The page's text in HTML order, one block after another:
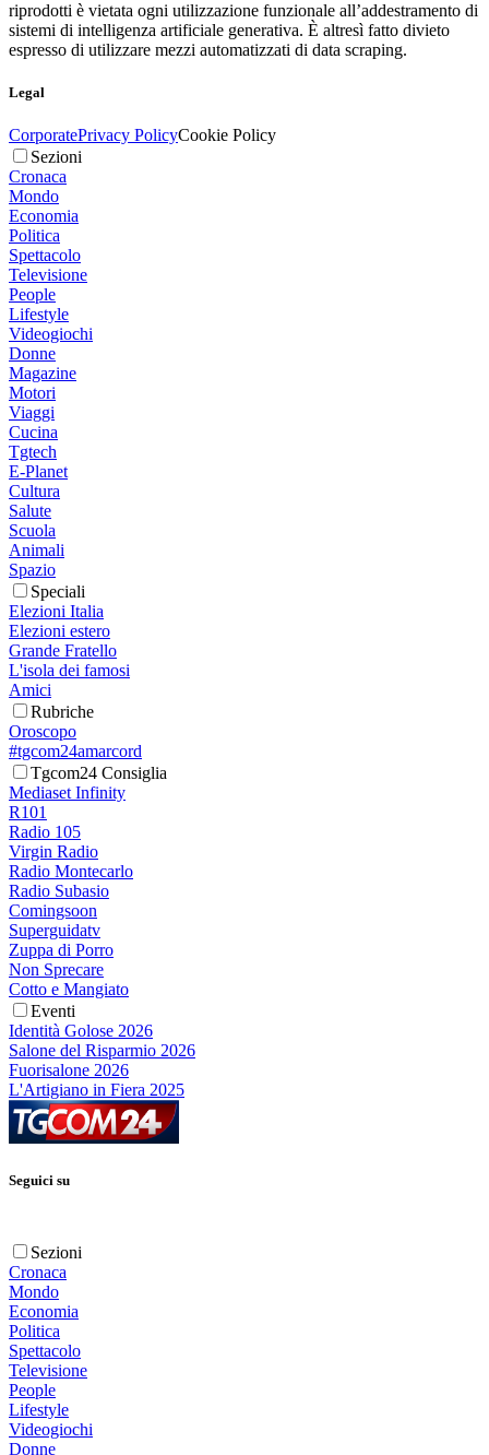
riprodotti è vietata ogni utilizzazione funzionale all’addestramento di
sistemi di intelligenza artificiale generativa. È altresì fatto divieto
espresso di utilizzare mezzi automatizzati di data scraping.
Legal
CorporatePrivacy PolicyCookie Policy
Sezioni
Cronaca
Mondo
Economia
Politica
Spettacolo
Televisione
People
Lifestyle
Videogiochi
Donne
Magazine
Motori
Viaggi
Cucina
Tgtech
E-Planet
Cultura
Salute
Scuola
Animali
Spazio
Speciali
Elezioni Italia
Elezioni estero
Grande Fratello
L'isola dei famosi
Amici
Rubriche
Oroscopo
#tgcom24amarcord
Tgcom24 Consiglia
Mediaset Infinity
R101
Radio 105
Virgin Radio
Radio Montecarlo
Radio Subasio
Comingsoon
Superguidatv
Zuppa di Porro
Non Sprecare
Cotto e Mangiato
Eventi
Identità Golose 2026
Salone del Risparmio 2026
Fuorisalone 2026
L'Artigiano in Fiera 2025
Seguici su
Sezioni
Cronaca
Mondo
Economia
Politica
Spettacolo
Televisione
People
Lifestyle
Videogiochi
Donne